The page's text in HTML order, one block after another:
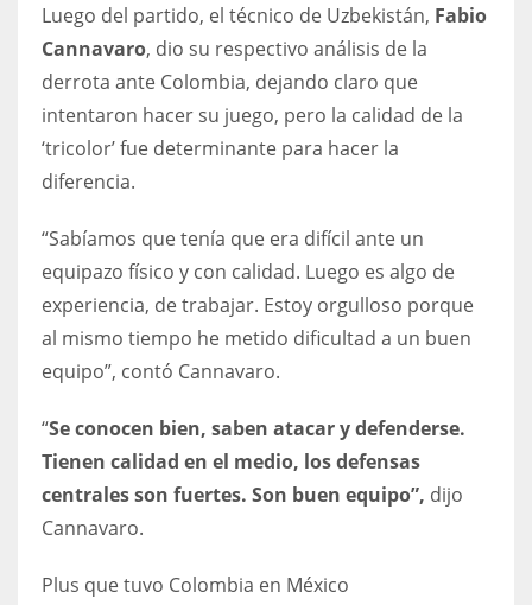
MIN
6
DEN
24
20
NE
16
OAK
19
NYG
Luego del partido, el técnico de Uzbekistán, Fabio
Cannavaro, dio su respectivo análisis de la
derrota ante Colombia, dejando claro que
intentaron hacer su juego, pero la calidad de la
‘tricolor’ fue determinante para hacer la
diferencia.
“Sabíamos que tenía que era difícil ante un
equipazo físico y con calidad. Luego es algo de
experiencia, de trabajar. Estoy orgulloso porque
al mismo tiempo he metido dificultad a un buen
equipo”, contó Cannavaro.
“Se conocen bien, saben atacar y defenderse.
Tienen calidad en el medio, los defensas
centrales son fuertes. Son buen equipo”, dijo
Cannavaro.
Plus que tuvo Colombia en México